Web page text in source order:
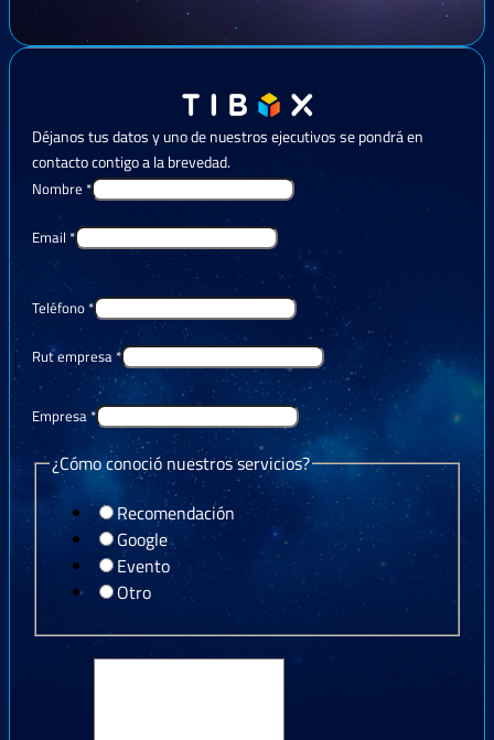
Déjanos tus datos y uno de nuestros ejecutivos se pondrá en
contacto contigo a la brevedad.
Nombre *
Email *
Teléfono *
Rut empresa *
Empresa *
¿Cómo conoció nuestros servicios?
Recomendación
Google
Evento
Otro